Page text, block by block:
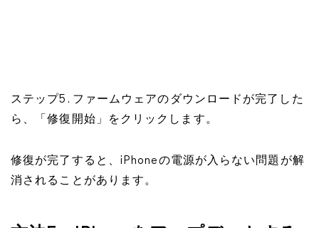
ステップ5. ファームウェアのダウンロードが完了した
ら、「修復開始」をクリックします。
修復が完了すると、iPhoneの電源が入らない問題が解
消されることがあります。